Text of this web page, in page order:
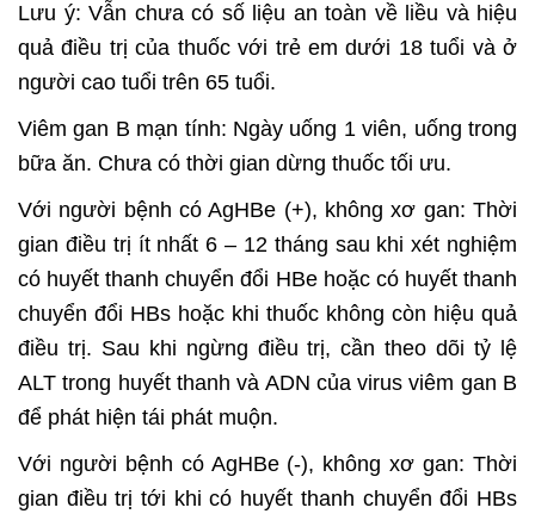
Lưu ý: Vẫn chưa có số liệu an toàn về liều và hiệu
quả điều trị của thuốc với trẻ em dưới 18 tuổi và ở
người cao tuổi trên 65 tuổi.
Viêm gan B mạn tính: Ngày uống 1 viên, uống trong
bữa ăn. Chưa có thời gian dừng thuốc tối ưu.
Với người bệnh có AgHBe (+), không xơ gan: Thời
gian điều trị ít nhất 6 – 12 tháng sau khi xét nghiệm
có huyết thanh chuyển đổi HBe hoặc có huyết thanh
chuyển đổi HBs hoặc khi thuốc không còn hiệu quả
điều trị. Sau khi ngừng điều trị, cần theo dõi tỷ lệ
ALT trong huyết thanh và ADN của virus viêm gan B
để phát hiện tái phát muộn.
Với người bệnh có AgHBe (-), không xơ gan: Thời
gian điều trị tới khi có huyết thanh chuyển đổi HBs